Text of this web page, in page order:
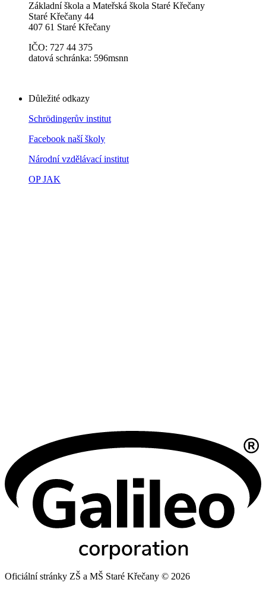
Základní škola a Mateřská škola Staré Křečany
Staré Křečany 44
407 61 Staré Křečany
IČO: 727 44 375
datová schránka: 596msnn
Důležité odkazy
Schrödingerův institut
Facebook naší školy
Národní vzdělávací institut
OP JAK
Oficiální stránky ZŠ a MŠ Staré Křečany © 2026